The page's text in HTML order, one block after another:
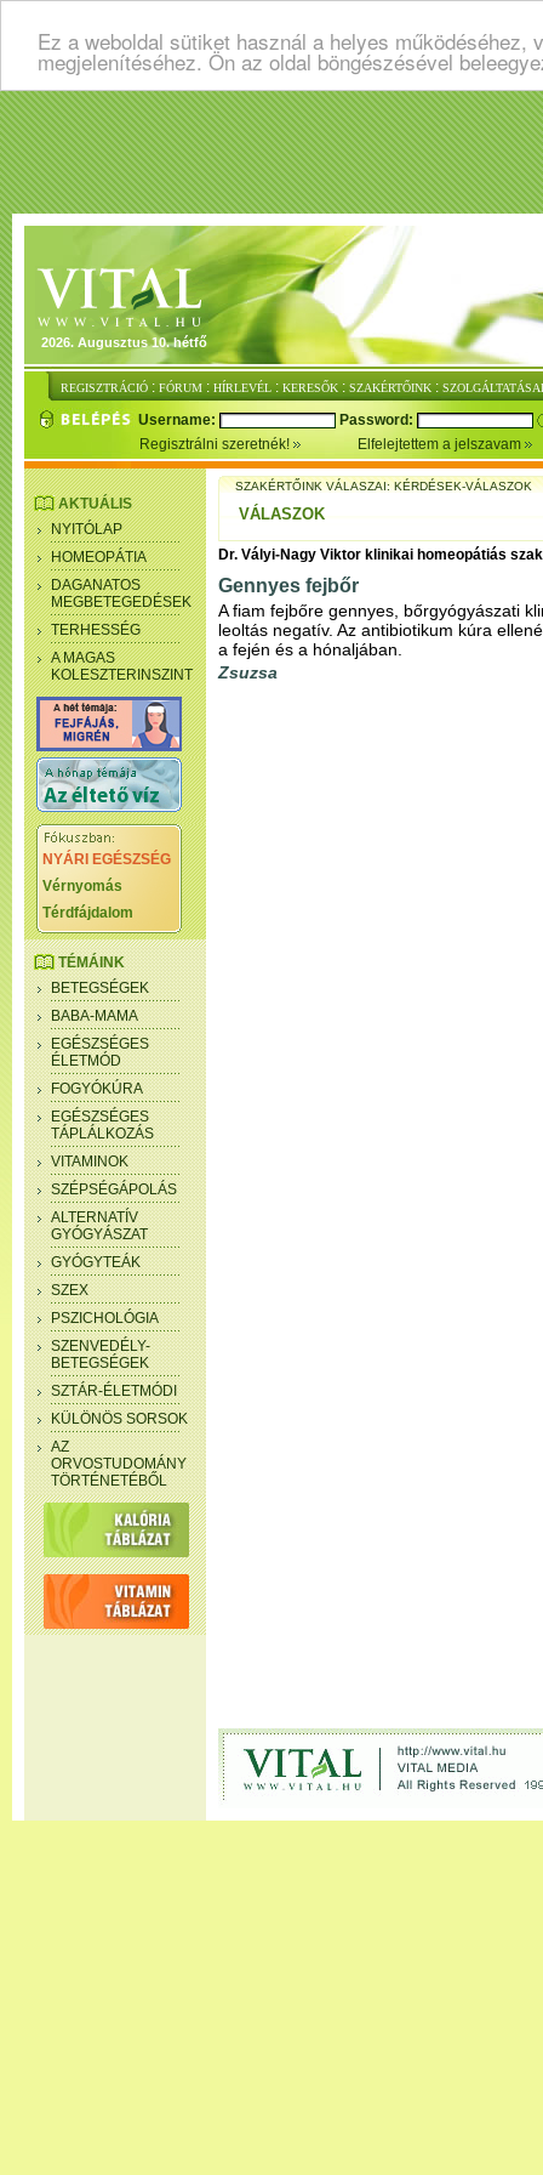
Ez a weboldal sütiket használ a helyes
megjelenítéséhez. Ön az oldal böngészésével
2026. Augusztus 10. hétfő
REGISZTRÁCIÓ : FÓRUM : HÍRLEVÉL : KERESŐK : SZAKÉRTŐINK :
Username:
Password:
Regisztrálni szeretnék!
Elfelejtettem a jelszavam
AKTUÁLIS
NYITÓLAP
HOMEOPÁTIA
DAGANATOS
MEGBETEGEDÉSEK
TERHESSÉG
A MAGAS
KOLESZTERINSZINT
NYÁRI EGÉSZSÉG
Vérnyomás
Térdfájdalom
TÉMÁINK
BETEGSÉGEK
BABA-MAMA
EGÉSZSÉGES
ÉLETMÓD
FOGYÓKÚRA
EGÉSZSÉGES
TÁPLÁLKOZÁS
VITAMINOK
SZÉPSÉGÁPOLÁS
ALTERNATÍV
GYÓGYÁSZAT
GYÓGYTEÁK
SZEX
PSZICHOLÓGIA
SZENVEDÉLY-
BETEGSÉGEK
SZTÁR-ÉLETMÓDI
KÜLÖNÖS SORSOK
AZ
ORVOSTUDOMÁNY
TÖRTÉNETÉBŐL
SZAKÉRTŐINK VÁLASZAI: KÉRDÉSEK-VÁLASZOK
VÁLASZOK
Dr. Vályi-Nagy Viktor klinikai homeopátiás
Gennyes fejbőr
A fiam fejbőre gennyes, bőrgyógyászati
leoltás negatív. Az antibiotikum kúra
a fején és a hónaljában.
Zsuzsa